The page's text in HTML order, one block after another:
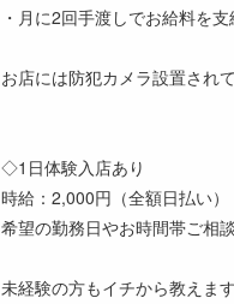
・月に2回手渡しでお給料を支
お店には防犯カメラ設置され
◇1日体験入店あり
時給：2,000円（全額日払い）
希望の勤務日やお時間帯ご相
未経験の方もイチから教えま